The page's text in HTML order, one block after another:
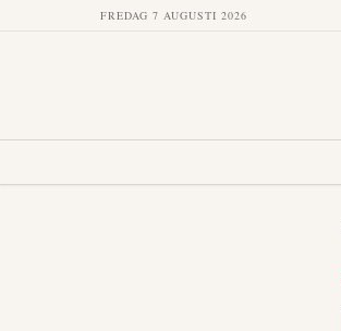
FREDAG 7 AUGUSTI 2026